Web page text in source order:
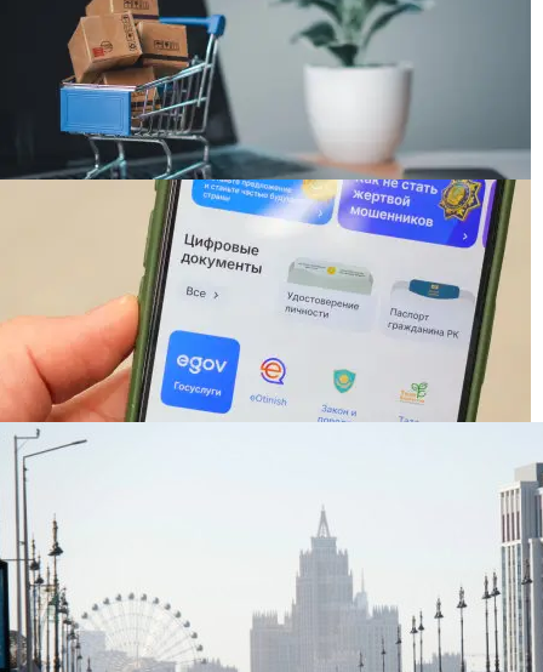
историю казахстанцев хотят
от части просрочек
дал совет казахстанцам на фоне
на складах Wildberries
неожиданно для себя зашел в чужой
eGov — начата проверка